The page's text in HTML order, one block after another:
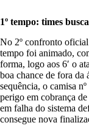
1º tempo: times
No 2º confronto oficial
tempo foi animado,
forma, logo aos 6′ o
boa chance de fora da
sequência, o camisa
perigo em cobrança
em falha do sistema
consegue nova